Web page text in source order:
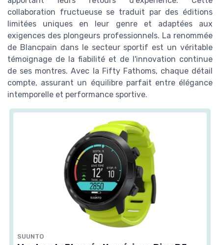
collaboration fructueuse se traduit par des éditions
limitées uniques en leur genre et adaptées aux
exigences des plongeurs professionnels. La renommée
de Blancpain dans le secteur sportif est un véritable
témoignage de la fiabilité et de l'innovation continue
de ses montres. Avec la Fifty Fathoms, chaque détail
compte, assurant un équilibre parfait entre élégance
intemporelle et performance sportive.
SUUNTO